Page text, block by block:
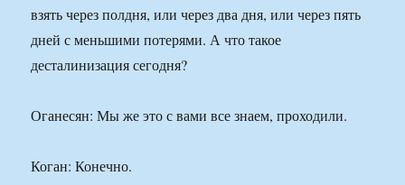
взять через полдня, или через два дня, или через пять
дней с меньшими потерями. А что такое
десталинизация сегодня?
Оганесян: Мы же это с вами все знаем, проходили.
Коган: Конечно.